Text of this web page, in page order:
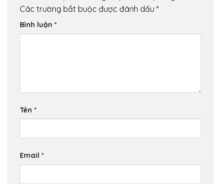
Các trường bắt buộc được đánh dấu *
Bình luận *
Tên *
Email *